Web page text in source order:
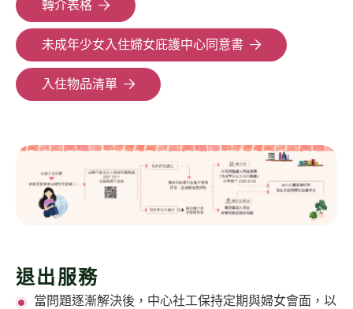
轉介表格
未成年少女入住婦女庇護中心同意書
入住物品清單
退出服務
當問題逐漸解決後，中心社工保持定期與婦女會面，以